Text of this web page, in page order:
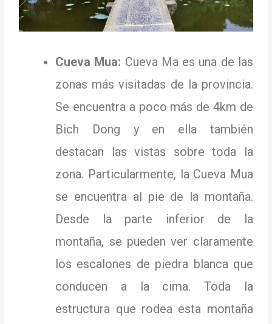
Cueva Mua: Cueva Ma es una de las
zonas más visitadas de la provincia.
Se encuentra a poco más de 4km de
Bich Dong y en ella también
destacan las vistas sobre toda la
zona. Particularmente, la Cueva Mua
se encuentra al pie de la montaña.
Desde la parte inferior de la
montaña, se pueden ver claramente
los escalones de piedra blanca que
conducen a la cima.Toda la
estructura que rodea esta montaña